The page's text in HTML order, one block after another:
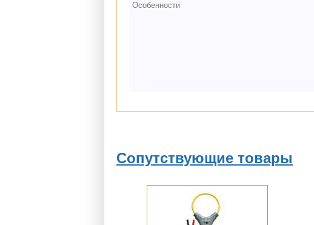
Особенности
Сопутствующие товары